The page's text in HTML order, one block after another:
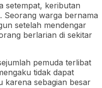
setempat, keributan
Seorang warga bernama
setelah mendengar
berlarian di sekitar
pemuda terlibat
tidak dapat
karena sebagian besar